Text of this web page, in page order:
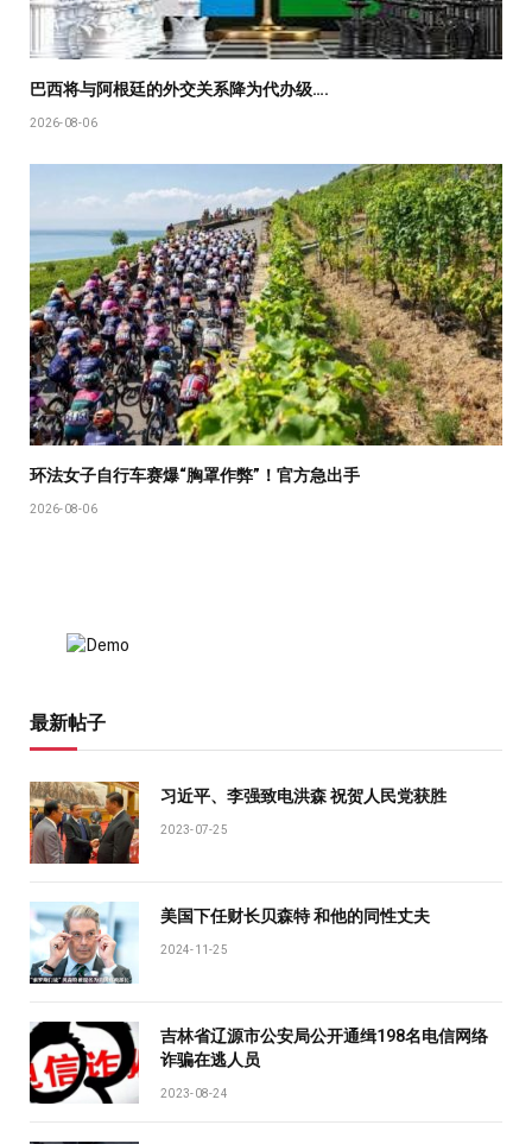
巴西将与阿根廷的外交关系降为代办级….
2026-08-06
环法女子自行车赛爆“胸罩作弊”！官方急出手
2026-08-06
最新帖子
习近平、李强致电洪森 祝贺人民党获胜
2023-07-25
美国下任财长贝森特 和他的同性丈夫
2024-11-25
吉林省辽源市公安局公开通缉198名电信网络
诈骗在逃人员
2023-08-24